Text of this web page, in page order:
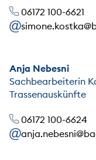
06172 100-6621
Anja Nebesni
Sachbearbeiterin
Trassenauskünfte
06172 100-6624